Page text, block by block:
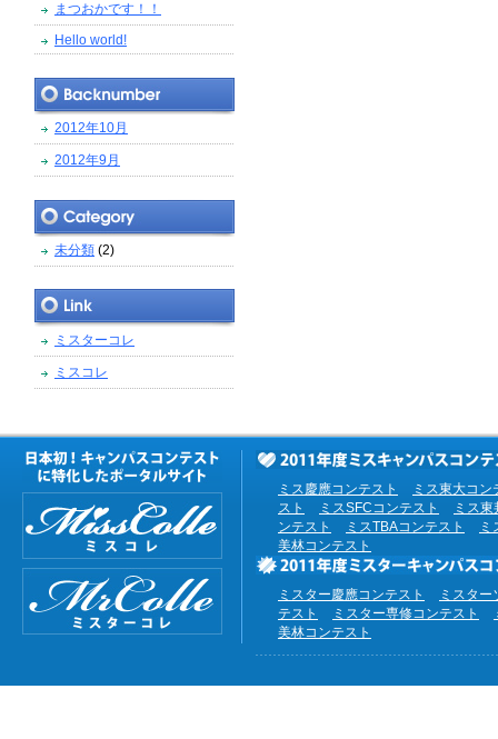
まつおかです！！
Hello world!
2012年10月
2012年9月
未分類 (2)
ミスターコレ
ミスコレ
ミス慶應コンテスト
ミス東大コン
スト
ミスSFCコンテスト
ミス
ンテスト
ミスTBAコンテスト
ミ
美林コンテスト
ミスター慶應コンテスト
ミスタ
テスト
ミスター専修コンテスト
美林コンテスト